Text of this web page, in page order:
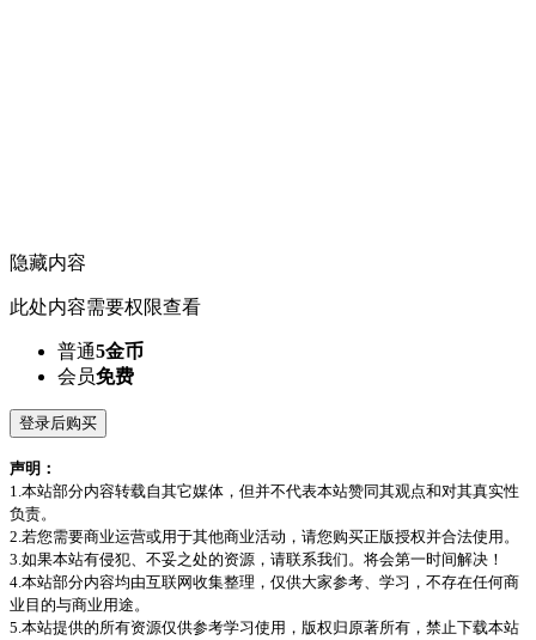
隐藏内容
此处内容需要权限查看
普通5金币
会员免费
登录后购买
声明：
1.本站部分内容转载自其它媒体，但并不代表本站赞同其观点和对其真实性
负责。
2.若您需要商业运营或用于其他商业活动，请您购买正版授权并合法使用。
3.如果本站有侵犯、不妥之处的资源，请联系我们。将会第一时间解决！
4.本站部分内容均由互联网收集整理，仅供大家参考、学习，不存在任何商
业目的与商业用途。
5.本站提供的所有资源仅供参考学习使用，版权归原著所有，禁止下载本站